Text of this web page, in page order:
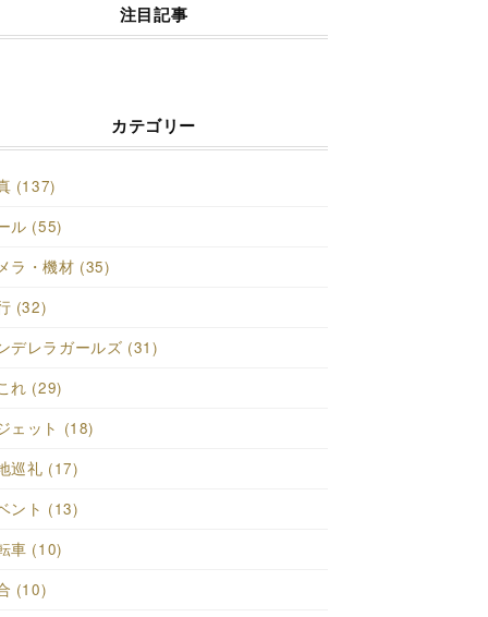
注目記事
カテゴリー
(137)
ル (55)
ラ・機材 (35)
(32)
デレラガールズ (31)
れ (29)
ェット (18)
巡礼 (17)
ント (13)
車 (10)
(10)